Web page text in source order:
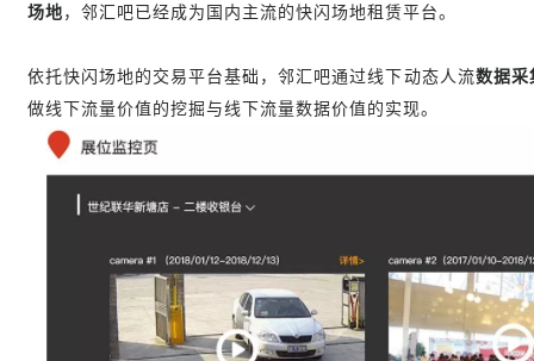
场地，邻汇吧已经成为国内主流的快闪场地租赁平台。
依托快闪场地的交易平台基础，邻汇吧通过线下动态人流数据采
做线下流量价值的挖掘与线下流量数据价值的实现。